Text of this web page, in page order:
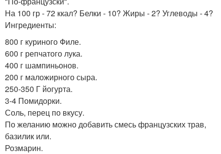
На 100 гр - 72 ккал? Белки - 10? Жиры - 2? Углеводы - 4?
Ингредиенты:
800 г куриного Филе.
600 г репчатого лука.
400 г шампиньонов.
200 г маложирного сыра.
250-350 Г йогурта.
3-4 Помидорки.
Соль, перец по вкусу.
По желанию можно добавить смесь французских трав,
базилик или.
Розмарин.